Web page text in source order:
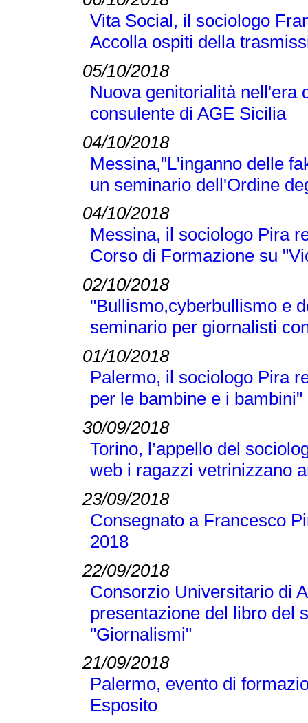
Vita Social, il sociologo
Accolla ospiti della
05/10/2018
Nuova genitorialità nell'era
consulente di AGE Sicilia
04/10/2018
Messina,"L'inganno delle
un seminario dell'Ordine
04/10/2018
Messina, il sociologo Pira
Corso di Formazione su
02/10/2018
"Bullismo,cyberbullismo e
seminario per giornalisti
01/10/2018
Palermo, il sociologo Pira
per le bambine e i bambini"
30/09/2018
Torino, l’appello del
web i ragazzi vetrinizzano
23/09/2018
Consegnato a Francesco
2018
22/09/2018
Consorzio Universitario di
presentazione del libro del
"Giornalismi"
21/09/2018
Palermo, evento di
Esposito